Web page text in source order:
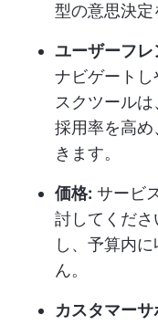
型の意思決定
ユーザーフレ
ナビゲート
スクツール
採用率を高
きます。
価格: サービ
討してくだ
し、予算内
ん。
カスタマー